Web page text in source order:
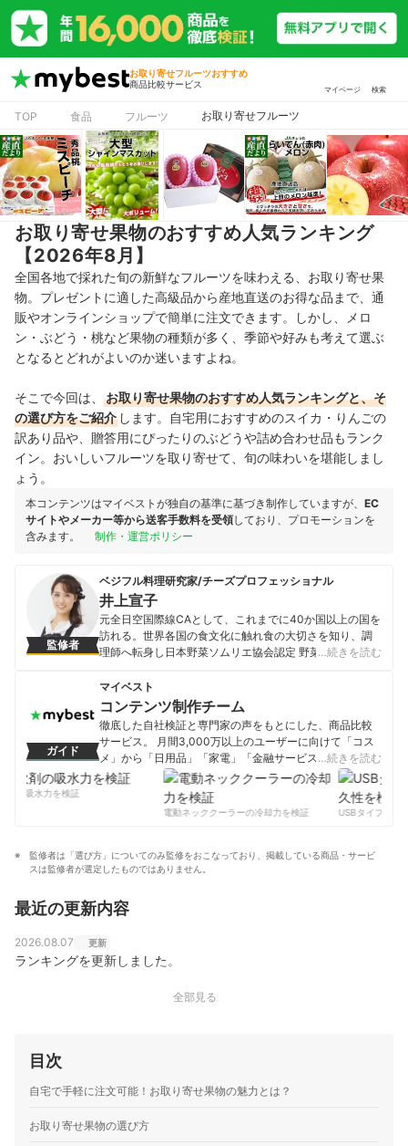
お取り寄せフルーツおすすめ
商品比較サービス
マイページ 検索
TOP 食品 フルーツ お取り寄せフルーツ
お取り寄せ果物のおすすめ人気ランキング
【2026年8月】
全国各地で採れた旬の新鮮なフルーツを味わえる、お取り寄せ果
物。プレゼントに適した高級品から産地直送のお得な品まで、通
販やオンラインショップで簡単に注文できます。しかし、メロ
ン・ぶどう・桃など果物の種類が多く、季節や好みも考えて選ぶ
となるとどれがよいのか迷いますよね。
そこで今回は、
お取り寄せ果物のおすすめ人気ランキングと、そ
の選び方をご紹介 します。自宅用におすすめのスイカ・りんごの
訳あり品や、贈答用にぴったりのぶどうや詰め合わせ品もランク
イン。おいしいフルーツを取り寄せて、旬の味わいを堪能しまし
ょう。
本コンテンツはマイベストが独自の基準に基づき制作していますが、 EC
サイトやメーカー等から送客手数料を受領しており、プロモーションを
含みます。
制作・運営ポリシー
監修者
ベジフル料理研究家/チーズプロフェッショナル
井上宣子
元全日空国際線CAとして、これまでに40か国以上の国を
訪れる。世界各国の食文化に触れ食の大切さを知り、調
理師へ転身し日本野菜ソムリエ協会認定 野菜ソムリエプ
ルフアドバイザー、C.P.A.認定 チーズプロフェッショナ
ル、J.S.A.認定 ソムリエ（ワイン）、厚生労働大臣認定
ホテルレストランサービス技能士、食育マイスター（プ
ライマリー）、感染症対策マイスターなど数々の食の専
門資格を取得。「体の中からキレイ」とともに、病に負
けない体づくりを目指すベジフルライフを老若男女に提
案する、料理教室、セミナー、講座をはじめ、企業タイ
アップ企画、レシピ開発、メディア出演等で活動中。FM
自身の番組でラジオパーソナリティとして、「食」にま
ト 基礎編』。
井上宣子のプロフィール
…続きを読む
ガイド
マイベスト
コンテンツ制作チーム
徹底した自社検証と専門家の声をもとにした、商品比較
サービス。 月間3,000万以上のユーザーに向けて「コス
メ」から「日用品」「家電」「金融サービス」まで、ベ
ストな商品を選んでもらうために、毎日コンテンツを制
コンテンツ制作チームのプロフィール
…続きを読む
の吸水力を検証
電動ネッククーラーの冷却力を検証
USBタイプCケー
監修者は「選び方」についてのみ監修をおこなっており、掲載している商品・サービ
スは監修者が選定したものではありません。
最近の更新内容
2026.08.07 更新
ランキングを更新しました。
全部見る
目次
自宅で手軽に注文可能！お取り寄せ果物の魅力とは？
お取り寄せ果物の選び方